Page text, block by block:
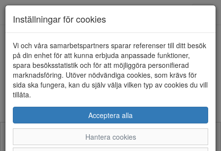
DUFFY (75 artiklar)
Sortera efter:
Inställningar för cookies
Vi och våra samarbetspartners sparar referenser till ditt besök
på din enhet för att kunna erbjuda anpassade funktioner,
spara besöksstatistik och för att möjliggöra personifierad
marknadsföring. Utöver nödvändiga cookies, som krävs för
sida ska fungera, kan du själv välja vilken typ av cookies du vill
tillåta.
Acceptera alla
Hantera cookies